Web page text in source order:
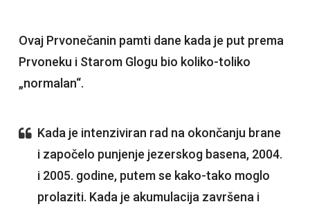
Ovaj Prvonečanin pamti dane kada je put prema
Prvoneku i Starom Glogu bio koliko-toliko
„normalan“.
Kada je intenziviran rad na okončanju brane
i započelo punjenje jezerskog basena, 2004.
i 2005. godine, putem se kako-tako moglo
prolaziti. Kada je akumulacija završena i